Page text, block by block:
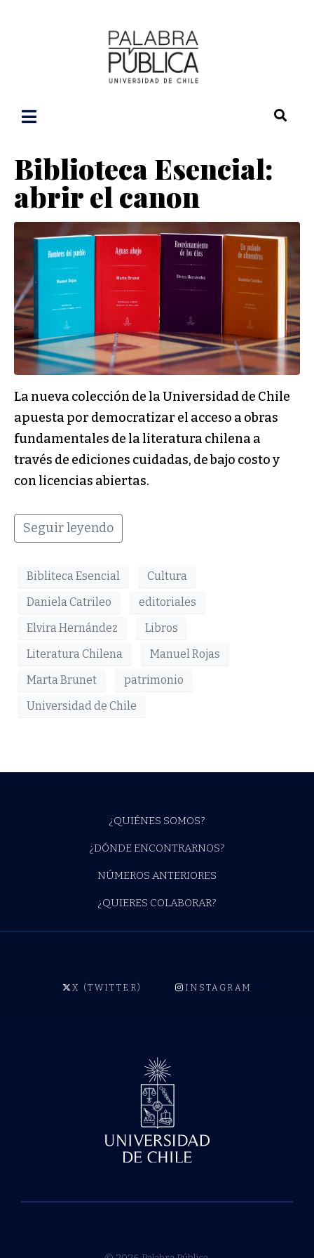
Biblioteca Esencial:
abrir el canon
La nueva colección de la Universidad de Chile
apuesta por democratizar el acceso a obras
fundamentales de la literatura chilena a
través de ediciones cuidadas, de bajo costo y
con licencias abiertas.
Seguir leyendo
Bibliteca Esencial
Cultura
Daniela Catrileo
editoriales
Elvira Hernández
Libros
Literatura Chilena
Manuel Rojas
Marta Brunet
patrimonio
Universidad de Chile
¿QUIÉNES SOMOS?
¿DÓNDE ENCONTRARNOS?
NÚMEROS ANTERIORES
¿QUIERES COLABORAR?
X (TWITTER) INSTAGRAM